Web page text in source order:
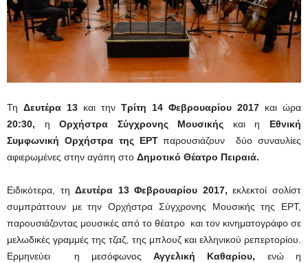
Τη Δευτέρα 13 και την Τρίτη 14 Φεβρουαρίου 2017 και ώρα
20:30, ηΟρχήστρα Σύγχρονης Μουσικής και η Εθνική
Συμφωνική Ορχήστρα της ΕΡΤπαρουσιάζουν δύο συναυλίες
αφιερωμένες στην αγάπη στο Δημοτικό Θέατρο Πειραιά.
Ειδικότερα, τηΔευτέρα 13 Φεβρουαρίου 2017, εκλεκτοί σολίστ
συμπράττουν με την Ορχήστρα Σύγχρονης Μουσικής της ΕΡΤ,
παρουσιάζοντας μουσικές από το θέατρο και τον κινηματογράφο σε
μελωδικές γραμμές της τζαζ, της μπλουζ και ελληνικού ρεπερτορίου.
Ερμηνεύει η μεσόφωνοςΑγγελική Καθαρίου, ενώ η